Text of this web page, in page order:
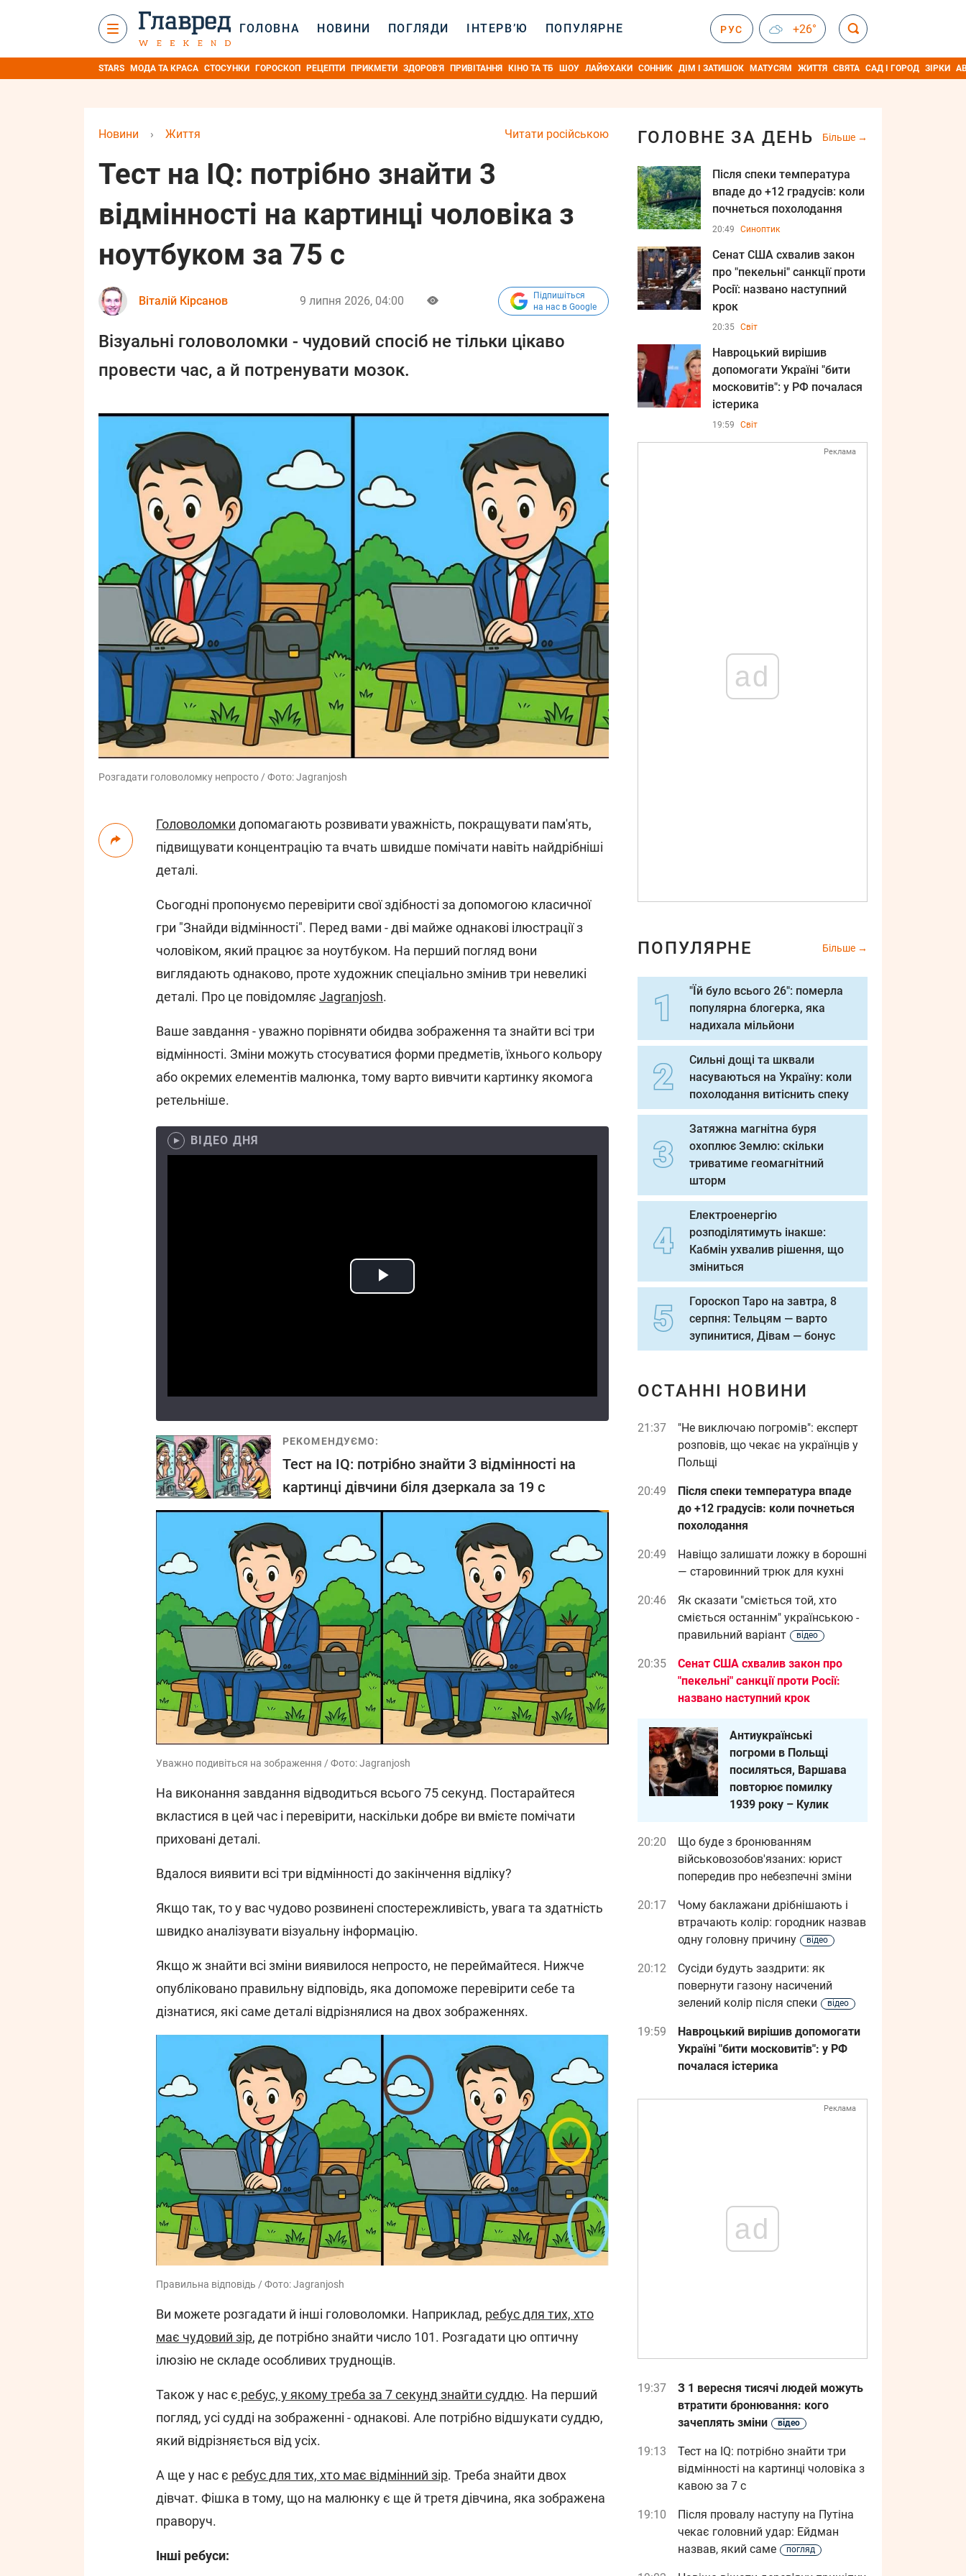
ГОЛОВНА НОВИНИ ПОГЛЯДИ ІНТЕРВ’Ю ПОПУЛЯРНЕ РУС +26°
STARS МОДА ТА КРАСА СТОСУНКИ ГОРОСКОП РЕЦЕПТИ ПРИКМЕТИ ЗДОРОВ'Я ПРИВІТАННЯ КІНО ТА ТБ ШОУ ЛАЙФХАКИ СОННИК ДІМ І ЗАТИШОК МАТУСЯМ ЖИТТЯ СВЯТА САД І ГОРОД ЗІРКИ
Читати російською
Новини › Життя
Тест на IQ: потрібно знайти 3
відмінності на картинці чоловіка з
ноутбуком за 75 с
Віталій Кірсанов 9 липня 2026, 04:00
Підпишіться
на нас в Google
Візуальні головоломки - чудовий спосіб не тільки цікаво
провести час, а й потренувати мозок.
Розгадати головоломку непросто / Фото: Jagranjosh
Головоломки допомагають розвивати уважність, покращувати пам'ять,
підвищувати концентрацію та вчать швидше помічати навіть найдрібніші
деталі.
Сьогодні пропонуємо перевірити свої здібності за допомогою класичної
гри "Знайди відмінності". Перед вами - дві майже однакові ілюстрації з
чоловіком, який працює за ноутбуком. На перший погляд вони
виглядають однаково, проте художник спеціально змінив три невеликі
деталі. Про це повідомляє Jagranjosh.
Ваше завдання - уважно порівняти обидва зображення та знайти всі три
відмінності. Зміни можуть стосуватися форми предметів, їхнього кольору
або окремих елементів малюнка, тому варто вивчити картинку якомога
ретельніше.
ВІДЕО ДНЯ
РЕКОМЕНДУЄМО:
Тест на IQ: потрібно знайти 3 відмінності на
картинці дівчини біля дзеркала за 19 с
Уважно подивіться на зображення / Фото: Jagranjosh
На виконання завдання відводиться всього 75 секунд. Постарайтеся
вкластися в цей час і перевірити, наскільки добре ви вмієте помічати
приховані деталі.
Вдалося виявити всі три відмінності до закінчення відліку?
Якщо так, то у вас чудово розвинені спостережливість, увага та здатність
швидко аналізувати візуальну інформацію.
Якщо ж знайти всі зміни виявилося непросто, не переймайтеся. Нижче
опубліковано правильну відповідь, яка допоможе перевірити себе та
дізнатися, які саме деталі відрізнялися на двох зображеннях.
Правильна відповідь / Фото: Jagranjosh
Ви можете розгадати й інші головоломки. Наприклад, ребус для тих, хто
має чудовий зір, де потрібно знайти число 101. Розгадати цю оптичну
ілюзію не складе особливих труднощів.
Також у нас є ребус, у якому треба за 7 секунд знайти суддю. На перший
погляд, усі судді на зображенні - однакові. Але потрібно відшукати суддю,
який відрізняється від усіх.
А ще у нас є ребус для тих, хто має відмінний зір. Треба знайти двох
дівчат. Фішка в тому, що на малюнку є ще й третя дівчина, яка зображена
праворуч.
Інші ребуси:
ГОЛОВНЕ ЗА ДЕНЬ Більше
Після спеки температура
впаде до +12 градусів: коли
почнеться похолодання
20:49 Синоптик
Сенат США схвалив закон
про "пекельні" санкції проти
Росії: названо наступний
крок
20:35 Світ
Навроцький вирішив
допомогати Україні "бити
московитів": у РФ почалася
істерика
19:59 Світ
Реклама
ad
ПОПУЛЯРНЕ Більше
"Їй було всього 26": померла
популярна блогерка, яка
надихала мільйони
Сильні дощі та шквали
насуваються на Україну: коли
похолодання витіснить спеку
Затяжна магнітна буря
охоплює Землю: скільки
триватиме геомагнітний
шторм
Електроенергію
розподілятимуть інакше:
Кабмін ухвалив рішення, що
зміниться
Гороскоп Таро на завтра, 8
серпня: Тельцям — варто
зупинитися, Дівам — бонус
ОСТАННІ НОВИНИ
21:37
"Не виключаю погромів": експерт
розповів, що чекає на українців у
Польщі
20:49
Після спеки температура впаде
до +12 градусів: коли почнеться
похолодання
20:49
Навіщо залишати ложку в борошні
— старовинний трюк для кухні
20:46
Як сказати "сміється той, хто
сміється останнім" українською -
правильний варіант
відео
20:35
Сенат США схвалив закон про
"пекельні" санкції проти Росії:
названо наступний крок
Антиукраїнські
погроми в Польщі
посиляться, Варшава
повторює помилку
1939 року – Кулик
20:20
Що буде з бронюванням
військовозобов'язаних: юрист
попередив про небезпечні зміни
20:17
Чому баклажани дрібнішають і
втрачають колір: городник назвав
одну головну причину
відео
20:12
Сусіди будуть заздрити: як
повернути газону насичений
зелений колір після спеки
відео
19:59
Навроцький вирішив допомогати
Україні "бити московитів": у РФ
почалася істерика
Реклама
ad
19:37
З 1 вересня тисячі людей можуть
втратити бронювання: кого
зачеплять зміни
відео
19:13
Тест на IQ: потрібно знайти три
відмінності на картинці чоловіка з
кавою за 7 с
19:10
Після провалу наступу на Путіна
чекає головний удар: Ейдман
назвав, який саме
погляд